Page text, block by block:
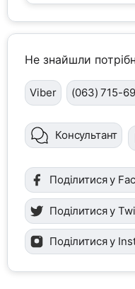
Не знайшли
Viber (063) 715-
Консультант
Поділитися у
Поділитися у
Поділитися у